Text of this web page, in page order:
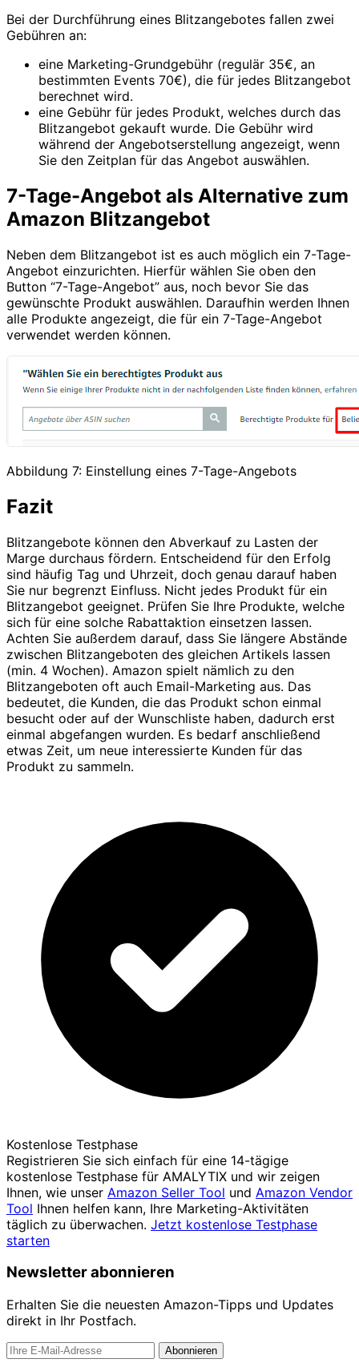
Bei der Durchführung eines Blitzangebotes fallen zwei
Gebühren an:
eine Marketing-Grundgebühr (regulär 35€, an
bestimmten Events 70€), die für jedes Blitzangebot
berechnet wird.
eine Gebühr für jedes Produkt, welches durch das
Blitzangebot gekauft wurde. Die Gebühr wird
während der Angebotserstellung angezeigt, wenn
Sie den Zeitplan für das Angebot auswählen.
7-Tage-Angebot als Alternative zum
Amazon Blitzangebot
Neben dem Blitzangebot ist es auch möglich ein 7-Tage-
Angebot einzurichten. Hierfür wählen Sie oben den
Button “7-Tage-Angebot” aus, noch bevor Sie das
gewünschte Produkt auswählen. Daraufhin werden Ihnen
alle Produkte angezeigt, die für ein 7-Tage-Angebot
verwendet werden können.
Abbildung 7: Einstellung eines 7-Tage-Angebots
Fazit
Blitzangebote können den Abverkauf zu Lasten der
Marge durchaus fördern. Entscheidend für den Erfolg
sind häufig Tag und Uhrzeit, doch genau darauf haben
Sie nur begrenzt Einfluss. Nicht jedes Produkt für ein
Blitzangebot geeignet. Prüfen Sie Ihre Produkte, welche
sich für eine solche Rabattaktion einsetzen lassen.
Achten Sie außerdem darauf, dass Sie längere Abstände
zwischen Blitzangeboten des gleichen Artikels lassen
(min. 4 Wochen). Amazon spielt nämlich zu den
Blitzangeboten oft auch Email-Marketing aus. Das
bedeutet, die Kunden, die das Produkt schon einmal
besucht oder auf der Wunschliste haben, dadurch erst
einmal abgefangen wurden. Es bedarf anschließend
etwas Zeit, um neue interessierte Kunden für das
Produkt zu sammeln.
Kostenlose Testphase
Registrieren Sie sich einfach für eine 14-tägige
kostenlose Testphase für AMALYTIX und wir zeigen
Ihnen, wie unser Amazon Seller Tool und Amazon Vendor
Tool Ihnen helfen kann, Ihre Marketing-Aktivitäten
täglich zu überwachen. Jetzt kostenlose Testphase
starten
Newsletter abonnieren
Erhalten Sie die neuesten Amazon-Tipps und Updates
direkt in Ihr Postfach.
Abonnieren